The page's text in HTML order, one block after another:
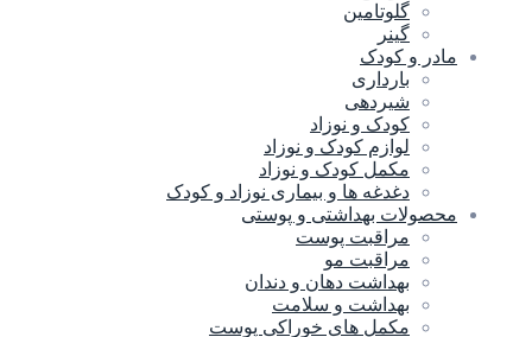
گلوتامین
گینر
مادر و کودک
بارداری
شیردهی
کودک و نوزاد
لوازم کودک و نوزاد
مکمل کودک و نوزاد
دغدغه ها و بیماری نوزاد و کودک
محصولات بهداشتی و پوستی
مراقبت پوست
مراقبت مو
بهداشت دهان و دندان
بهداشت و سلامت
مکمل های خوراکی پوست